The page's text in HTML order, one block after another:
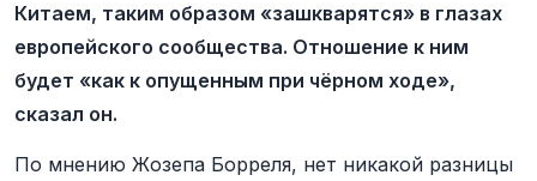
Китаем, таким образом «зашкварятся» в глазах
европейского сообщества. Отношение к ним
будет «как к опущенным при чёрном ходе»,
сказал он.
По мнению Жозепа Борреля, нет никакой разницы